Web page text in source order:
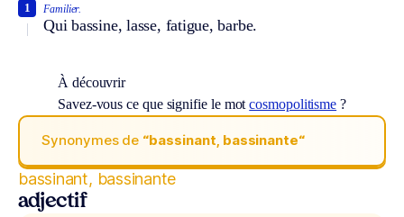
Familier.
Qui bassine, lasse, fatigue, barbe.
1
À découvrir
Savez-vous ce que signifie le motcosmopolitisme ?
Synonymes de “bassinant, bassinante“
bassinant, bassinante
adjectif